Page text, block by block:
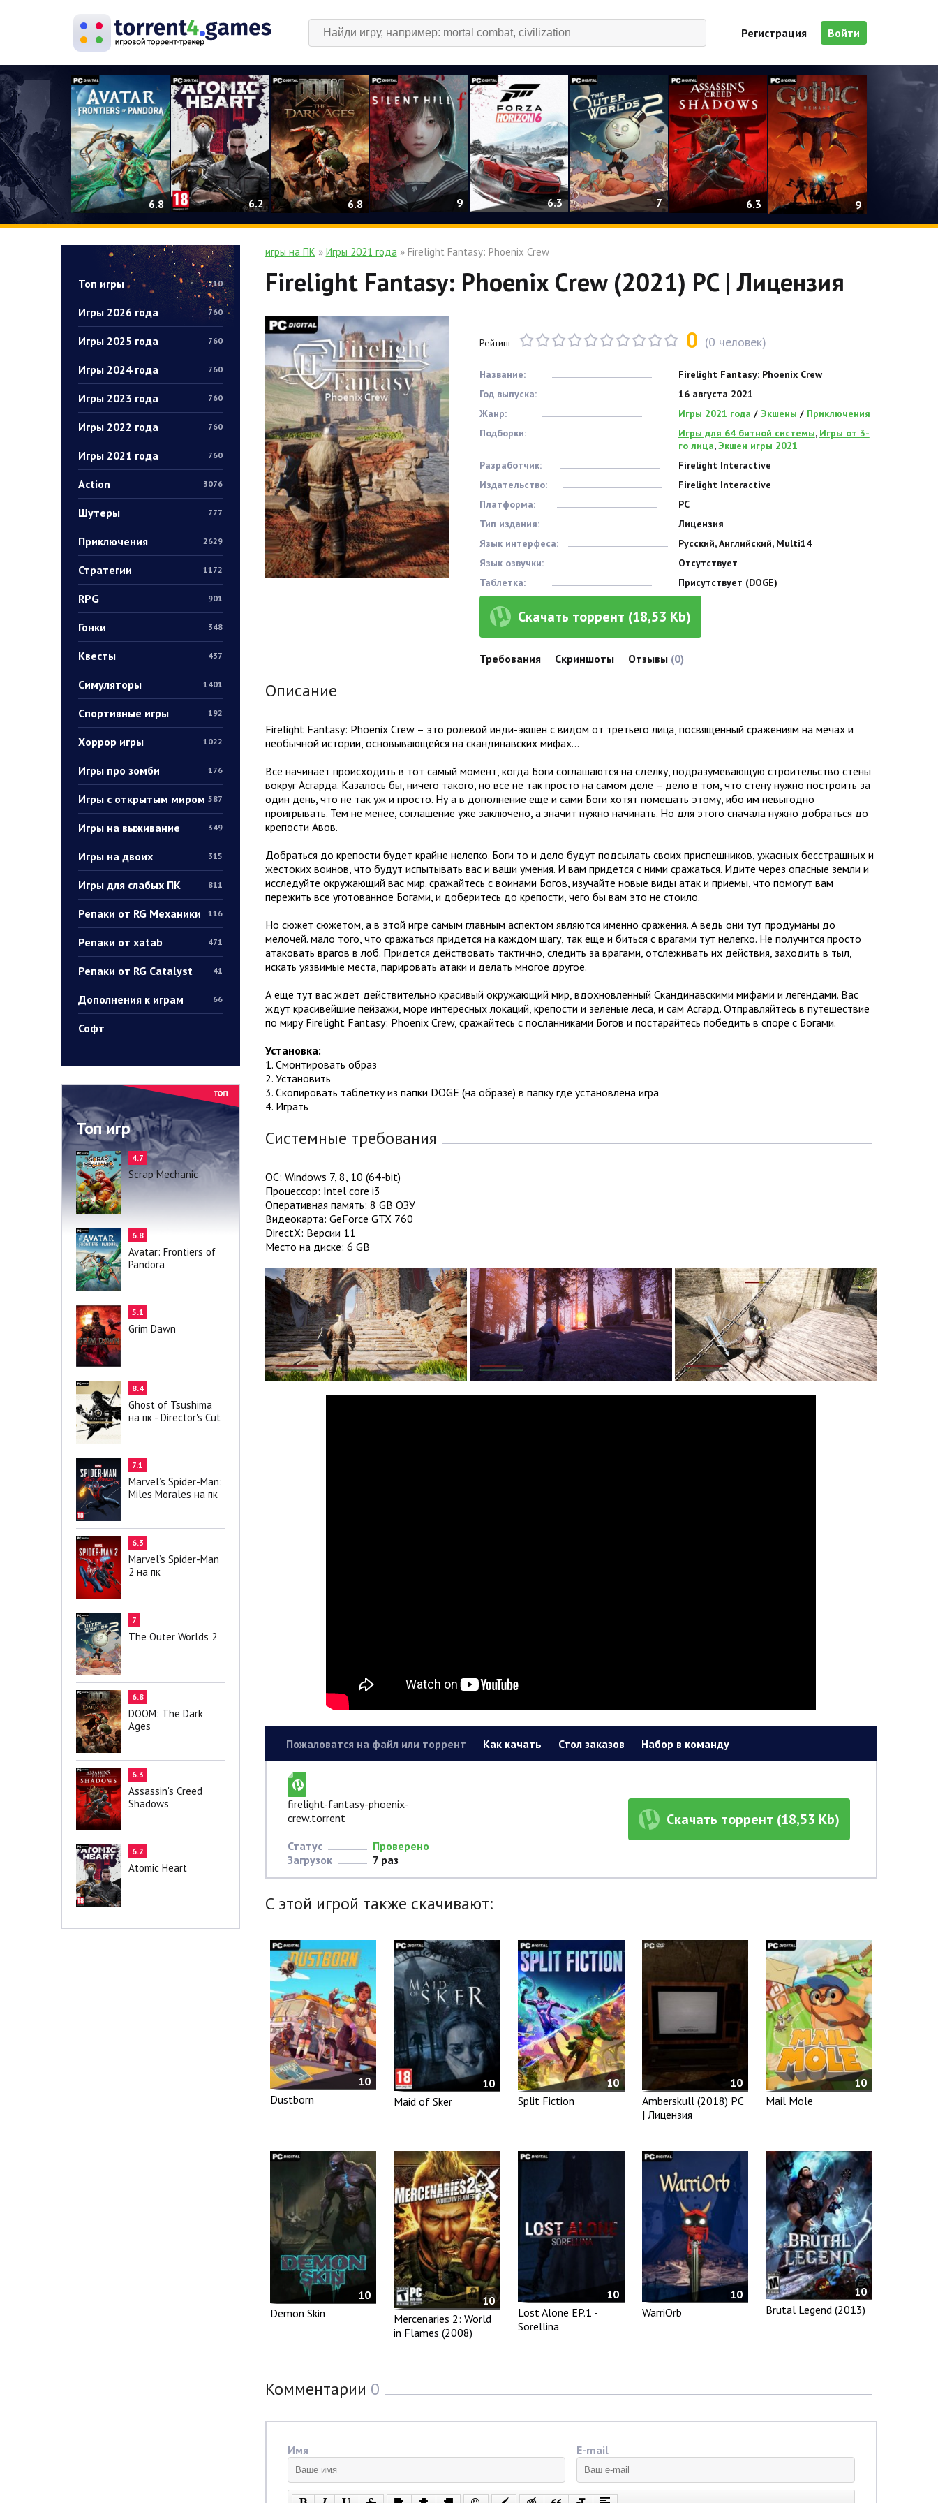
Регистрация Войти
6.8 6.2 6.8 9 6.3 7 6.3 9
Топ игры 210
Игры 2026 года 760
Игры 2025 года 760
Игры 2024 года 760
Игры 2023 года 760
Игры 2022 года 760
Игры 2021 года 760
Action 3076
Шутеры 777
Приключения 2629
Стратегии 1172
RPG 901
Гонки 348
Квесты 437
Симуляторы 1401
Спортивные игры 192
Хоррор игры 1022
Игры про зомби 176
Игры с открытым миром 587
Игры на выживание 349
Игры на двоих 315
Игры для слабых ПК 811
Репаки от RG Механики 116
Репаки от xatab 471
Репаки от RG Catalyst 41
Дополнения к играм 66
Софт
Топ игр
4.7
Scrap Mechanic
6.8
Avatar: Frontiers of
Pandora
5.1
Grim Dawn
8.4
Ghost of Tsushima
на пк - Director's Cut
7.1
Marvel’s Spider-Man:
Miles Morales на пк
6.3
Marvel’s Spider-Man
2 на пк
7
The Outer Worlds 2
6.8
DOOM: The Dark
Ages
6.3
Assassin's Creed
Shadows
6.2
Atomic Heart
игры на ПК » Игры 2021 года» Firelight Fantasy: Phoenix Crew
Firelight Fantasy: Phoenix Crew (2021) PC | Лицензия
Рейтинг 0 (0 человек)
Название:
Firelight Fantasy: Phoenix Crew
Год выпуска:
16 августа 2021
Жанр:
Игры 2021 года / Экшены / Приключения
Подборки:
Игры для 64 битной системы, Игры от 3-
го лица,Экшен игры 2021
Разработчик:
Firelight Interactive
Издательство:
Firelight Interactive
Платформа:
PC
Тип издания:
Лицензия
Язык интерфеса:
Русский, Английский, Multi14
Язык озвучки:
Отсутствует
Таблетка:
Присутствует (DOGE)
Скачать торрент (18,53 Kb)
Требования Скриншоты Отзывы (0)
Описание
Firelight Fantasy: Phoenix Crew – это ролевой инди-экшен с видом от третьего лица, посвященный сражениям на мечах и
необычной истории, основывающейся на скандинавских мифах…
Все начинает происходить в тот самый момент, когда Боги соглашаются на сделку, подразумевающую строительство стены
вокруг Асгарда. Казалось бы, ничего такого, но все не так просто на самом деле – дело в том, что стену нужно построить за
один день, что не так уж и просто. Ну а в дополнение еще и сами Боги хотят помешать этому, ибо им невыгодно
проигрывать. Тем не менее, соглашение уже заключено, а значит нужно начинать. Но для этого сначала нужно добраться до
крепости Авов.
Добраться до крепости будет крайне нелегко. Боги то и дело будут подсылать своих приспешников, ужасных бесстрашных и
жестоких воинов, что будут испытывать вас и ваши умения. И вам придется с ними сражаться. Идите через опасные земли и
исследуйте окружающий вас мир. сражайтесь с воинами Богов, изучайте новые виды атак и приемы, что помогут вам
пережить все уготованное Богами, и доберитесь до крепости, чего бы вам это не стоило.
Но сюжет сюжетом, а в этой игре самым главным аспектом являются именно сражения. А ведь они тут продуманы до
мелочей. мало того, что сражаться придется на каждом шагу, так еще и биться с врагами тут нелегко. Не получится просто
атаковать врагов в лоб. Придется действовать тактично, следить за врагами, отслеживать их действия, заходить в тыл,
искать уязвимые места, парировать атаки и делать многое другое.
А еще тут вас ждет действительно красивый окружающий мир, вдохновленный Скандинавскими мифами и легендами. Вас
ждут красивейшие пейзажи, море интересных локаций, крепости и зеленые леса, и сам Асгард. Отправляйтесь в путешествие
по миру Firelight Fantasy: Phoenix Crew, сражайтесь с посланниками Богов и постарайтесь победить в споре с Богами.
Установка:
1. Смонтировать образ
2. Установить
3. Скопировать таблетку из папки DOGE (на образе) в папку где установлена игра
4. Играть
Системные требования
ОС: Windows 7, 8, 10 (64-bit)
Процессор: Intel core i3
Оперативная память: 8 GB ОЗУ
Видеокарта: GeForce GTX 760
DirectX: Версии 11
Место на диске: 6 GB
Пожаловатся на файл или торрент Как качать Стол заказов Набор в команду
firelight-fantasy-phoenix-
crew.torrent
Статус
Проверено
Загрузок
7 раз
Скачать торрент (18,53 Kb)
С этой игрой также скачивают:
10
Dustborn
10
Maid of Sker
10
Split Fiction
10
Amberskull (2018) PC
| Лицензия
10
Mail Mole
10
Demon Skin
10
Mercenaries 2: World
in Flames (2008)
10
Lost Alone EP.1 -
Sorellina
10
WarriOrb
10
Brutal Legend (2013)
Комментарии 0
Имя E-mail